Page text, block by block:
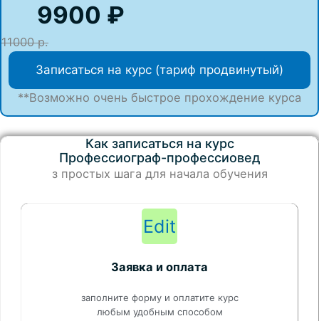
9900 ₽
11000 р.
Записаться на курс (тариф продвинутый)
**Возможно очень быстрое прохождение курса
Как записаться на курс
Профессиограф-профессиовед
з простых шага для начала обучения
Edit
Заявка и оплата
заполните форму и оплатите курс
любым удобным способом